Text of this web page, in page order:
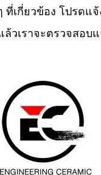
ที่เกี่ยวข้อง โปรดแจ้
ล้วเราจะตรวจสอบ